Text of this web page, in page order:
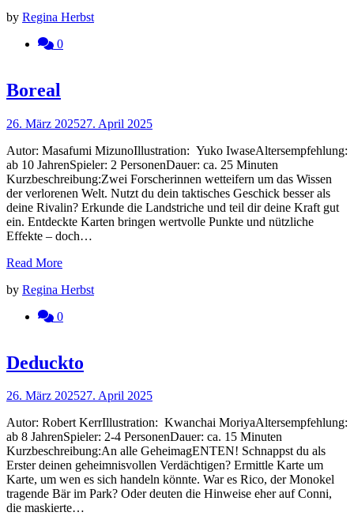
by Regina Herbst
0
Boreal
26. März 202527. April 2025
Autor: Masafumi MizunoIllustration: Yuko IwaseAltersempfehlung:
ab 10 JahrenSpieler: 2 PersonenDauer: ca. 25 Minuten
Kurzbeschreibung:Zwei Forscherinnen wetteifern um das Wissen
der verlorenen Welt. Nutzt du dein taktisches Geschick besser als
deine Rivalin? Erkunde die Landstriche und teil dir deine Kraft gut
ein. Entdeckte Karten bringen wertvolle Punkte und nützliche
Effekte – doch…
Read More
by Regina Herbst
0
Deduckto
26. März 202527. April 2025
Autor: Robert KerrIllustration: Kwanchai MoriyaAltersempfehlung:
ab 8 JahrenSpieler: 2-4 PersonenDauer: ca. 15 Minuten
Kurzbeschreibung:An alle GeheimagENTEN! Schnappst du als
Erster deinen geheimnisvollen Verdächtigen? Ermittle Karte um
Karte, um wen es sich handeln könnte. War es Rico, der Monokel
tragende Bär im Park? Oder deuten die Hinweise eher auf Conni,
die maskierte…